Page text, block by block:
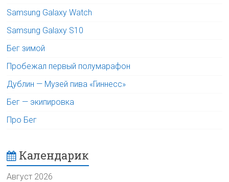
Samsung Galaxy Watch
Samsung Galaxy S10
Бег зимой
Пробежал первый полумарафон
Дублин — Музей пива «Гиннесс»
Бег — экипировка
Про Бег
Календарик
Август 2026